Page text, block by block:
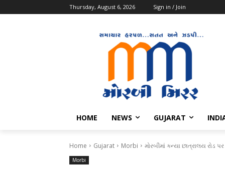
Thursday, August 6, 2026 Sign in / Join
HOME NEWS GUJARAT
Home Gujarat Morbi મોરબીમાં કન્યા છાત્રાલય રોડ
Morbi